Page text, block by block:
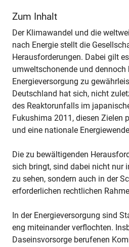
Zum Inhalt
Der Klimawandel und die
nach Energie stellt die
Herausforderungen. Dabei gilt
umweltschonende und dennoch
Energieversorgung zu
Deutschland hat sich, nicht
des Reaktorunfalls im
Fukushima 2011, diesen Zielen
und eine nationale
Die zu bewältigenden
sich bringt, sind dabei nicht nur
zu sehen, sondern auch in der
erforderlichen rechtlichen
In der Energieversorgung sind
eng miteinander verflochten.
Daseinsvorsorge berufenen